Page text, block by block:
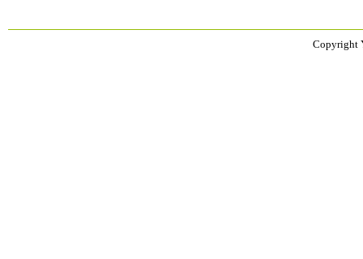
Copyright